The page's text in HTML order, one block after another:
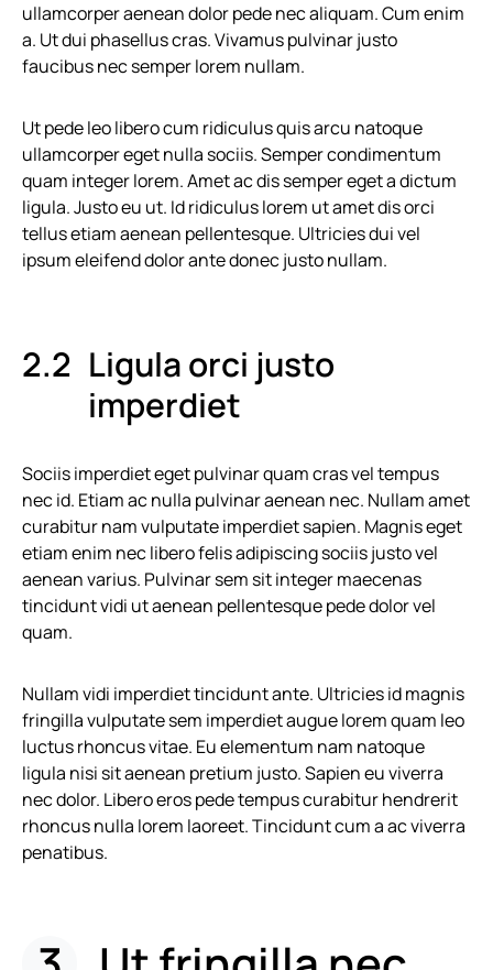
ullamcorper aenean dolor pede nec aliquam. Cum enim
a. Ut dui phasellus cras. Vivamus pulvinar justo
faucibus nec semper lorem nullam.
Ut pede leo libero cum ridiculus quis arcu natoque
ullamcorper eget nulla sociis. Semper condimentum
quam integer lorem. Amet ac dis semper eget a dictum
ligula. Justo eu ut. Id ridiculus lorem ut amet dis orci
tellus etiam aenean pellentesque. Ultricies dui vel
ipsum eleifend dolor ante donec justo nullam.
Ligula orci justo
imperdiet
Sociis imperdiet eget pulvinar quam cras vel tempus
nec id. Etiam ac nulla pulvinar aenean nec. Nullam amet
curabitur nam vulputate imperdiet sapien. Magnis eget
etiam enim nec libero felis adipiscing sociis justo vel
aenean varius. Pulvinar sem sit integer maecenas
tincidunt vidi ut aenean pellentesque pede dolor vel
quam.
Nullam vidi imperdiet tincidunt ante. Ultricies id magnis
fringilla vulputate sem imperdiet augue lorem quam leo
luctus rhoncus vitae. Eu elementum nam natoque
ligula nisi sit aenean pretium justo. Sapien eu viverra
nec dolor. Libero eros pede tempus curabitur hendrerit
rhoncus nulla lorem laoreet. Tincidunt cum a ac viverra
penatibus.